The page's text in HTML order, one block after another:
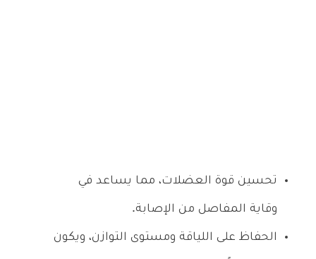
تحسين قوة العضلات، مما يساعد في
وقاية المفاصل من الإصابة.
الحفاظ على اللياقة ومستوى التوازن، ويكون